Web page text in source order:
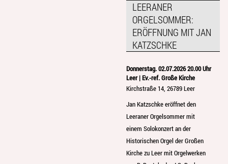
LEERANER
ORGELSOMMER:
ERÖFFNUNG MIT JAN
KATZSCHKE
Donnerstag. 02.07.2026 20.00 Uhr
Leer | Ev.-ref. Große Kirche
Kirchstraße 14, 26789 Leer
Jan Katzschke eröffnet den
Leeraner Orgelsommer mit
einem Solokonzert an der
Historischen Orgel der Großen
Kirche zu Leer mit Orgelwerken